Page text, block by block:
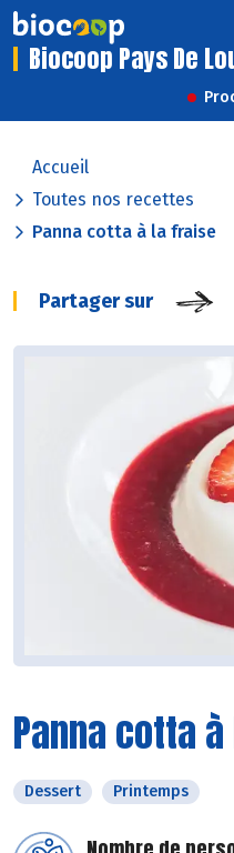
Biocoop Pays De
Accueil
Toutes nos recettes
Panna cotta à la fraise
Partager sur
Panna cotta
Dessert Printemps